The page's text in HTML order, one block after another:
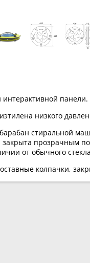
интерактивной панели.
низкого
стиральной
закрыта прозрачным
от обычного
колпачки,